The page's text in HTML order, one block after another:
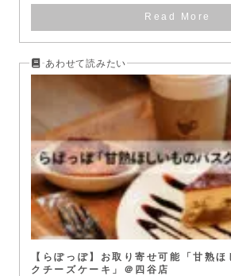
【らぽっぽ】お取り寄せ可能「甘熟ほ
クチーズケーキ」＠四谷店